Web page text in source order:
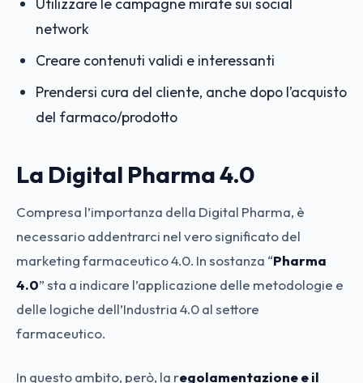
Utilizzare le campagne mirate sui social
network
Creare contenuti validi e interessanti
Prendersi cura del cliente, anche dopo l’acquisto
del farmaco/prodotto
La Digital Pharma 4.0
Compresa l’importanza della Digital Pharma, è
necessario addentrarci nel vero significato del
marketing farmaceutico 4.0. In sostanza “Pharma
4.0” sta a indicare l’applicazione delle metodologie e
delle logiche dell’Industria 4.0 al settore
farmaceutico.
In questo ambito, però, la regolamentazione e il